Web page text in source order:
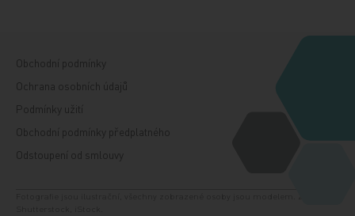
Obchodní podmínky
Ochrana osobních údajů
Podmínky užití
Obchodní podmínky předplatného
Odstoupení od smlouvy